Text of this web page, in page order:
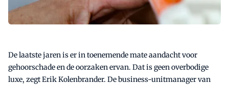
De laatste jaren is er in toenemende mate aandacht voor
gehoorschade en de oorzaken ervan. Dat is geen overbodige
luxe, zegt Erik Kolenbrander. De business-unitmanager van